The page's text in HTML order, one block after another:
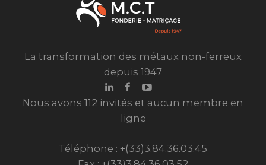
La transformation des métaux non-ferreux
depuis 1947
Nous avons 112 invités et aucun membre en
ligne
Téléphone : +(33)3.84.36.03.45